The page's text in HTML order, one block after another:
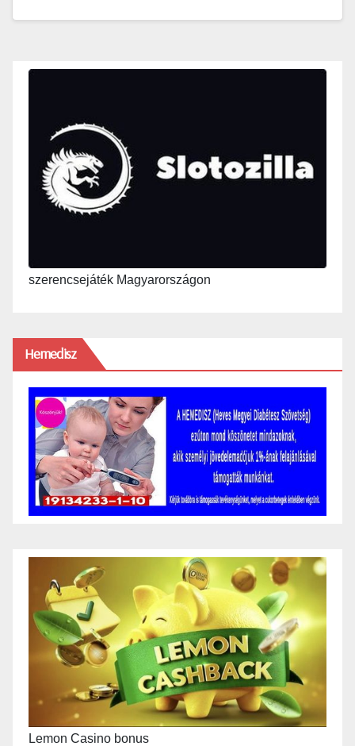
szerencsejáték Magyarországon
Hemedisz
Lemon Casino bonus